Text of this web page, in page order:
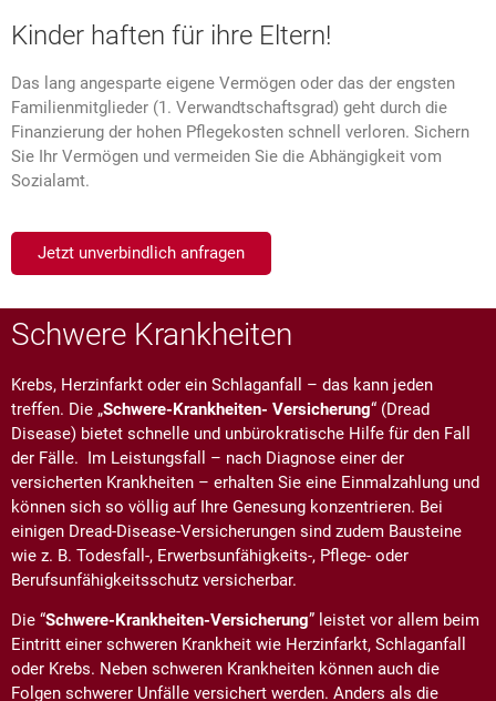
Kinder haften für ihre Eltern!
Das lang angesparte eigene Vermögen oder das der engsten
Familienmitglieder (1. Verwandtschaftsgrad) geht durch die
Finanzierung der hohen Pflegekosten schnell verloren. Sichern
Sie Ihr Vermögen und vermeiden Sie die Abhängigkeit vom
Sozialamt.
Jetzt unverbindlich anfragen
Schwere Krankheiten
Krebs, Herzinfarkt oder ein Schlaganfall – das kann jeden
treffen. Die „Schwere-Krankheiten- Versicherung“ (Dread
Disease) bietet schnelle und unbürokratische Hilfe für den Fall
der Fälle. Im Leistungsfall – nach Diagnose einer der
versicherten Krankheiten – erhalten Sie eine Einmalzahlung und
können sich so völlig auf Ihre Genesung konzentrieren. Bei
einigen Dread-Disease-Versicherungen sind zudem Bausteine
wie z. B. Todesfall-, Erwerbsunfähigkeits-, Pflege- oder
Berufsunfähigkeitsschutz versicherbar.
Die “Schwere-Krankheiten-Versicherung” leistet vor allem beim
Eintritt einer schweren Krankheit wie Herzinfarkt, Schlaganfall
oder Krebs. Neben schweren Krankheiten können auch die
Folgen schwerer Unfälle versichert werden. Anders als die